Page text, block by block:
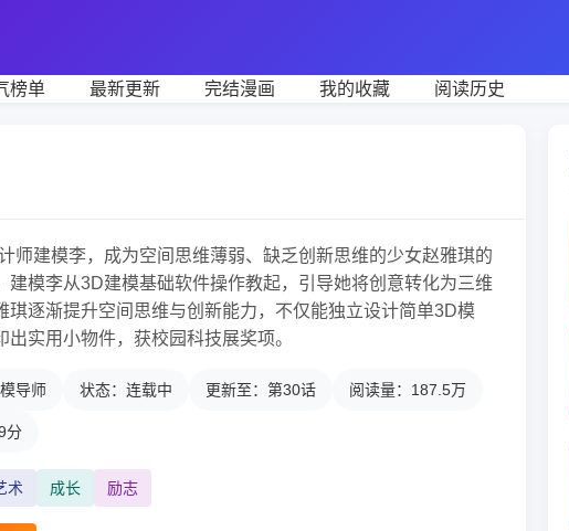
榜单 最新更新 完结漫画 我的收藏 阅读历史
师建模李，成为空间思维薄弱、缺乏创新思维的少女赵雅琪的
建模李从3D建模基础软件操作教起，引导她将创意转化为三维
琪逐渐提升空间思维与创新能力，不仅能独立设计简单3D模
出实用小物件，获校园科技展奖项。
导师 状态：连载中 更新至：第30话 阅读量：187.5万
分
术 成长 励志